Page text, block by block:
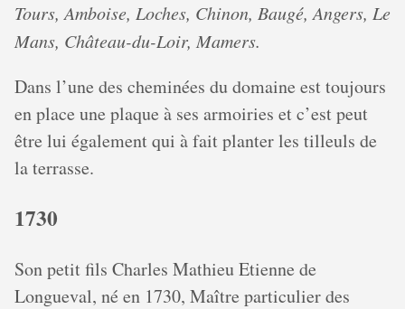
Tours, Amboise, Loches, Chinon, Baugé, Angers, Le
Mans, Château-du-Loir, Mamers.
Dans l’une des cheminées du domaine est toujours
en place une plaque à ses armoiries et c’est peut
être lui également qui à fait planter les tilleuls de
la terrasse.
1730
Son petit fils Charles Mathieu Etienne de
Longueval, né en 1730, Maître particulier des